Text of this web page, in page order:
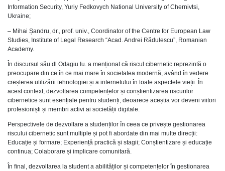
Information Security, Yuriy Fedkovych National University of Chernivtsi,
Ukraine;
– Mihai Șandru, dr., prof. univ., Coordinator of the Centre for European Law
Studies, Institute of Legal Research “Acad. Andrei Rădulescu”, Romanian
Academy.
În discursul său dl Odagiu Iu. a menționat că riscul cibernetic reprezintă o
preocupare din ce în ce mai mare în societatea modernă, având în vedere
creșterea utilizării tehnologiei și a internetului în toate aspectele vieții. În
acest context, dezvoltarea competențelor și conștientizarea riscurilor
cibernetice sunt esențiale pentru studenți, deoarece aceștia vor deveni viitori
profesioniști și membri activi ai societății digitale.
Perspectivele de dezvoltare a studenților în ceea ce privește gestionarea
riscului cibernetic sunt multiple și pot fi abordate din mai multe direcții:
Educație și formare; Experiență practică și stagii; Conștientizare și educație
continua; Colaborare și implicare comunitară.
În final, dezvoltarea la student a abilităților și competențelor în gestionarea